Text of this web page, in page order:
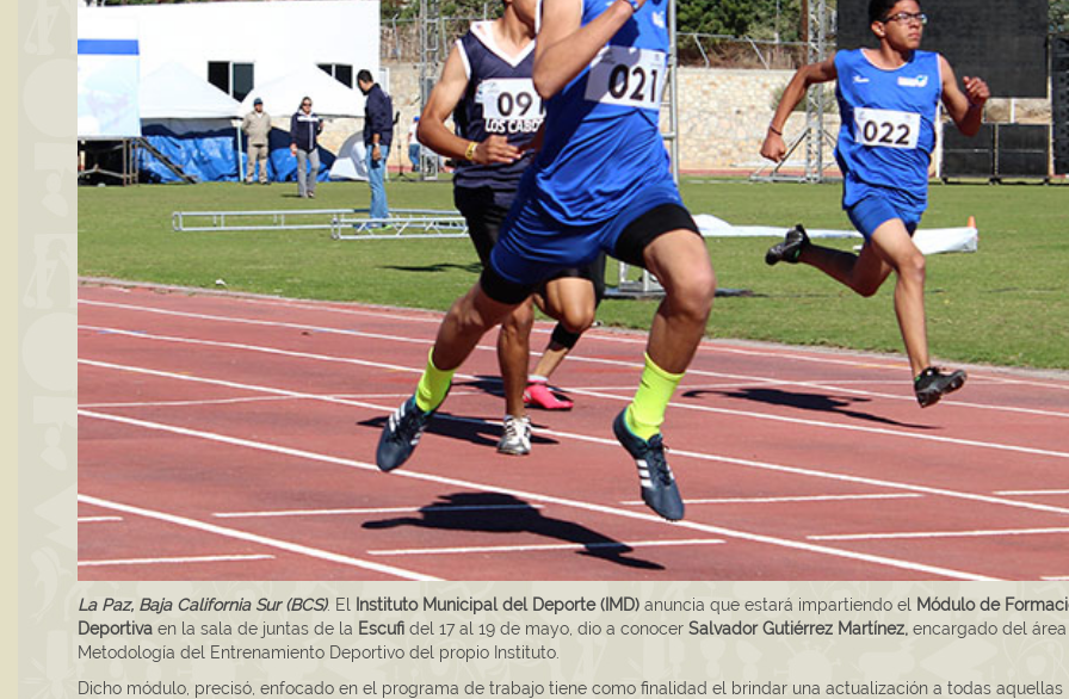
La Paz, Baja California Sur (BCS). El Instituto Municipal del Deporte (IMD) anuncia que estará impartiendo el Módulo de
Deportiva en la sala de juntas de la Escufi del 17 al 19 de mayo, dio a conocer Salvador Gutiérrez Martínez, encargado del
Metodología del Entrenamiento Deportivo del propio Instituto.
Dicho módulo, precisó, enfocado en el programa de trabajo tiene como finalidad el brindar una actualización a todas aquellas